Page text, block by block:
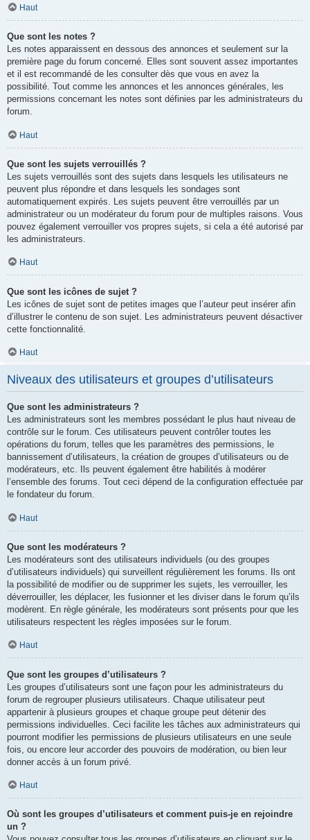
Haut
Que sont les notes ?
Les notes apparaissent en dessous des annonces et seulement sur la
première page du forum concerné. Elles sont souvent assez importantes
et il est recommandé de les consulter dès que vous en avez la
possibilité. Tout comme les annonces et les annonces générales, les
permissions concernant les notes sont définies par les administrateurs du
forum.
Haut
Que sont les sujets verrouillés ?
Les sujets verrouillés sont des sujets dans lesquels les utilisateurs ne
peuvent plus répondre et dans lesquels les sondages sont
automatiquement expirés. Les sujets peuvent être verrouillés par un
administrateur ou un modérateur du forum pour de multiples raisons. Vous
pouvez également verrouiller vos propres sujets, si cela a été autorisé par
les administrateurs.
Haut
Que sont les icônes de sujet ?
Les icônes de sujet sont de petites images que l’auteur peut insérer afin
d’illustrer le contenu de son sujet. Les administrateurs peuvent désactiver
cette fonctionnalité.
Haut
Niveaux des utilisateurs et groupes d’utilisateurs
Que sont les administrateurs ?
Les administrateurs sont les membres possédant le plus haut niveau de
contrôle sur le forum. Ces utilisateurs peuvent contrôler toutes les
opérations du forum, telles que les paramètres des permissions, le
bannissement d’utilisateurs, la création de groupes d’utilisateurs ou de
modérateurs, etc. Ils peuvent également être habilités à modérer
l’ensemble des forums. Tout ceci dépend de la configuration effectuée par
le fondateur du forum.
Haut
Que sont les modérateurs ?
Les modérateurs sont des utilisateurs individuels (ou des groupes
d’utilisateurs individuels) qui surveillent régulièrement les forums. Ils ont
la possibilité de modifier ou de supprimer les sujets, les verrouiller, les
déverrouiller, les déplacer, les fusionner et les diviser dans le forum qu’ils
modèrent. En règle générale, les modérateurs sont présents pour que les
utilisateurs respectent les règles imposées sur le forum.
Haut
Que sont les groupes d’utilisateurs ?
Les groupes d’utilisateurs sont une façon pour les administrateurs du
forum de regrouper plusieurs utilisateurs. Chaque utilisateur peut
appartenir à plusieurs groupes et chaque groupe peut détenir des
permissions individuelles. Ceci facilite les tâches aux administrateurs qui
pourront modifier les permissions de plusieurs utilisateurs en une seule
fois, ou encore leur accorder des pouvoirs de modération, ou bien leur
donner accès à un forum privé.
Haut
Où sont les groupes d’utilisateurs et comment puis-je en rejoindre
un ?